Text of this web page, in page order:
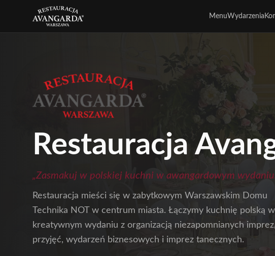
MenuWydarzenia
Restauracja
„Zasmakuj w polskiej kuchni w awangardowym
Restauracja mieści się w zabytkowym Warszawskim Domu
Technika NOT w centrum miasta. Łączymy kuchnię polską w
kreatywnym wydaniu z organizacją niezapomnianych imprez,
przyjęć, wydarzeń biznesowych i imprez tanecznych.